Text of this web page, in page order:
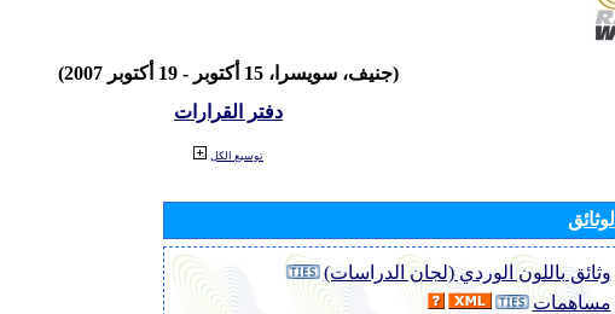
(جنيف، سويسرا، 15 أكتوبر - 19 أكتوبر 2007)
دفتر القرارات
توسيع الكل
الوثائق
وثائق باللون الوردي (لجان الدراسات)
مساهمات